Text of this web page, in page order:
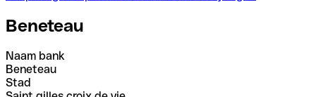
Beneteau
Naam bank
Beneteau
Stad